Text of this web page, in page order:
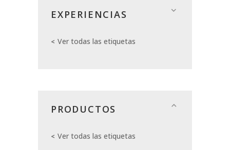
EXPERIENCIAS
Ver todas las etiquetas
PRODUCTOS
Ver todas las etiquetas